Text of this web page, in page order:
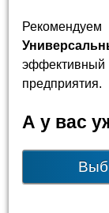
эффективный
предприятия.
А у вас